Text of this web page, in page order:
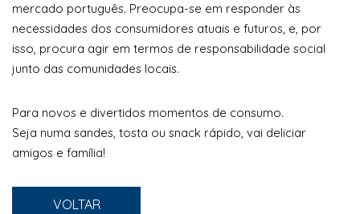
mercado português. Preocupa-se em responder às
necessidades dos consumidores atuais e futuros, e, por
isso, procura agir em termos de responsabilidade social
junto das comunidades locais.
Para novos e divertidos momentos de consumo.
Seja numa sandes, tosta ou snack rápido, vai deliciar
amigos e família!
VOLTAR